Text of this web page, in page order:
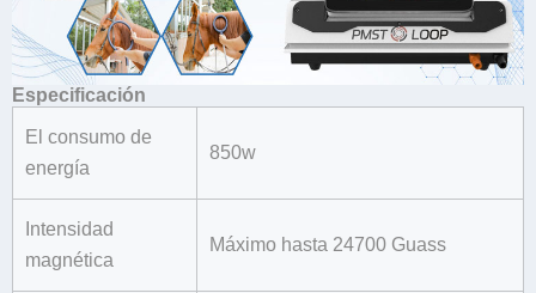
Especificación
El consumo de
energía
850w
Intensidad
magnética
Máximo hasta 24700 Guass